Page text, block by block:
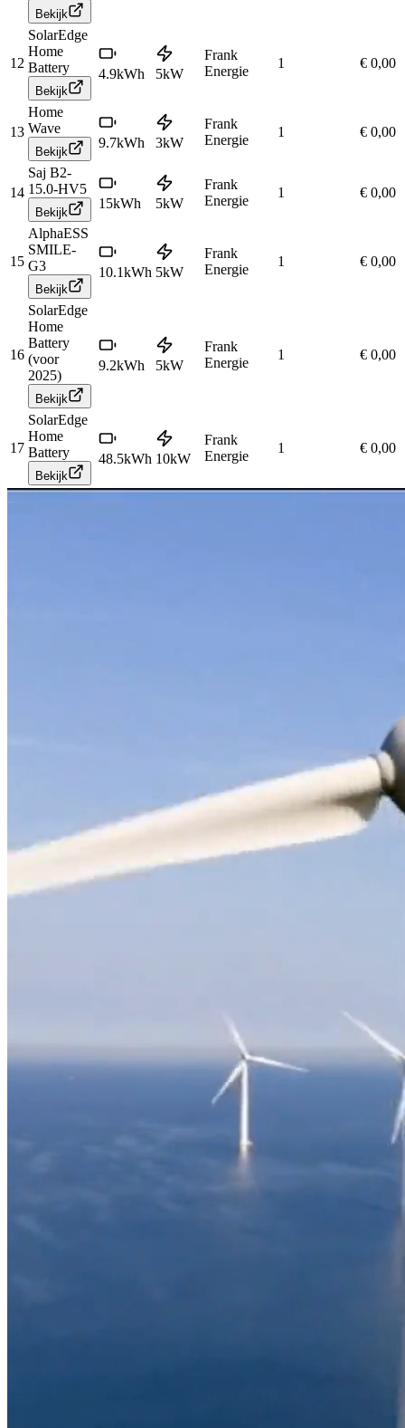
Bekijk
12
SolarEdge
Home
Battery
Bekijk
4.9kWh 5kW
Frank
Energie
1 € 0,00
13
Home
Wave
Bekijk
9.7kWh 3kW
Frank
Energie
1 € 0,00
14
Saj B2-
15.0-HV5
Bekijk
15kWh 5kW
Frank
Energie
1 € 0,00
15
AlphaESS
SMILE-
G3
Bekijk
10.1kWh 5kW
Frank
Energie
1 € 0,00
16
SolarEdge
Home
Battery
(voor
2025)
Bekijk
9.2kWh 5kW
Frank
Energie
1 € 0,00
17
SolarEdge
Home
Battery
Bekijk
48.5kWh 10kW
Frank
Energie
1 € 0,00